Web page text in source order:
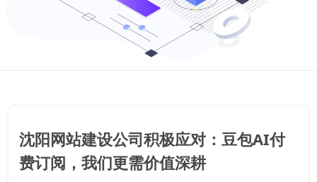
沈阳网站建设公司积极应对：豆包AI付
费订阅，我们更需价值深耕